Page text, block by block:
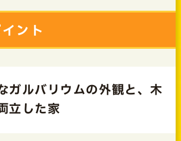
ント
ルバリウムの外観と、木
立した家